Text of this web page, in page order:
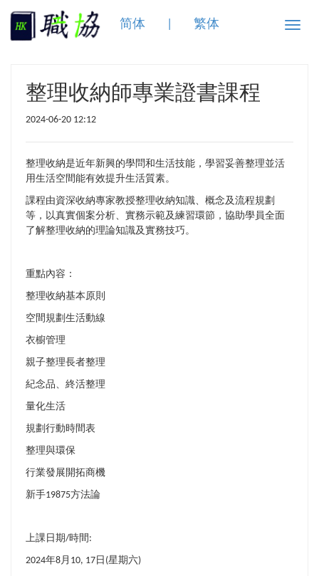
Toggle
简体 繁体
整理收納師專業證書課程
2024-06-20 12:12
整理收納是近年新興的學問和生活技能，學習妥善整理並活
用生活空間能有效提升生活質素。
課程由資深收納專家教授整理收納知識、概念及流程規劃
等， 以真實個案分析、實務示範及練習環節，協助學員全面
了解整理收納的理論知識及實務技巧。
重點內容：
整理收納基本原則
空間規劃生活動線
衣櫥管理
親子整理長者整理
紀念品、終活整理
量化生活
規劃行動時間表
整理與環保
行業發展開拓商機
新手19875方法論
上課日期/時間 :
2024年8月 10, 17 日 (星期六)